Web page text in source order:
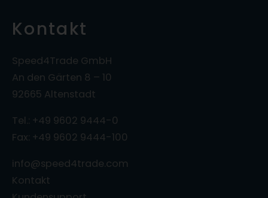
Kontakt
Speed4Trade GmbH
An den Gärten 8 – 10
92665 Altenstadt
Tel.: +49 9602 9444-0
Fax: +49 9602 9444-100
info@speed4trade.com
Kontakt